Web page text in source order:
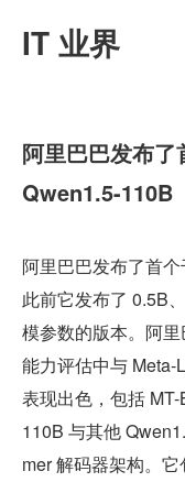
IT 业界
阿里巴巴发布
Qwen1.5-110B
阿里巴巴发布了首个
此前它发布了 0.5B
模参数的版本。阿
能力评估中与 Meta-
表现出色，包括
110B 与其他
mer 解码器架构。